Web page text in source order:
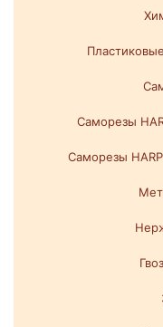
Саморезы
Саморезы